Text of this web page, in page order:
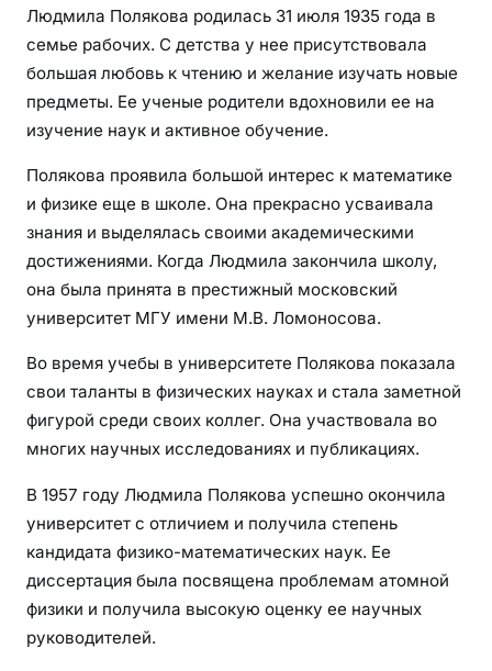
Людмила Полякова родилась 31 июля 1935 года в
семье рабочих. С детства у нее присутствовала
большая любовь к чтению и желание изучать новые
предметы. Ее ученые родители вдохновили ее на
изучение наук и активное обучение.
Полякова проявила большой интерес к математике
и физике еще в школе. Она прекрасно усваивала
знания и выделялась своими академическими
достижениями. Когда Людмила закончила школу,
она была принята в престижный московский
университет МГУ имени М.В. Ломоносова.
Во время учебы в университете Полякова показала
свои таланты в физических науках и стала заметной
фигурой среди своих коллег. Она участвовала во
многих научных исследованиях и публикациях.
В 1957 году Людмила Полякова успешно окончила
университет с отличием и получила степень
кандидата физико-математических наук. Ее
диссертация была посвящена проблемам атомной
физики и получила высокую оценку ее научных
руководителей.